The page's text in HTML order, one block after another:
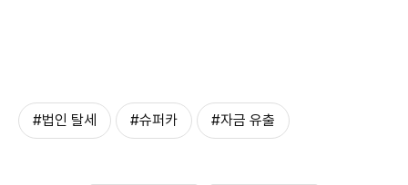
#법인 탈세 #슈퍼카 #자금 유출